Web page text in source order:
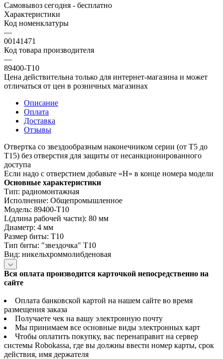
Самовывоз сегодня - бесплатно
Характеристики
Код номенклатуры
—
00141471
Код товара производителя
—
89400-T10
Цена действительна только для интернет-магазина и может
отличаться от цен в розничных магазинах
Описание
Оплата
Доставка
Отзывы
Отвертка со звездообразным наконечником серии (от T5 до
T15) без отверстия для защиты от несанкционированного
доступа
Если надо с отверстием добавьте «H» в конце номера модели
Основные характеристики
Тип: радиомонтажная
Исполнение: Общепромышленное
Модель: 89400-T10
L(длина рабочей части): 80 мм
Диаметр: 4 мм
Размер биты: T10
Тип биты: "звездочка" T10
Вид: никельхроммолибденовая
Вся оплата производится карточкой непосредственно на
сайте
Оплата банковской картой на нашем сайте во время
размещения заказа
Получаете чек на вашу электронную почту
Мы принимаем все основные виды электронных карт
Чтобы оплатить покупку, вас перенаправит на сервер
системы Robokassa, где вы должны ввести номер карты, срок
действия, имя держателя